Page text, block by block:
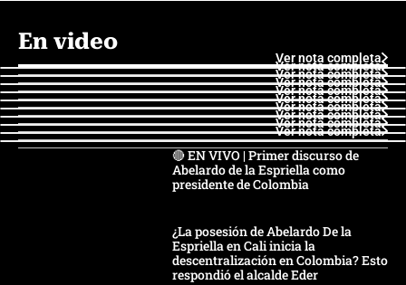
En video
Ver nota completa
Ver nota completa
Ver nota completa
Ver nota completa
Ver nota completa
Ver nota completa
Ver nota completa
Ver nota completa
Ver nota completa
Ver nota completa
🔴 EN VIVO | Primer discurso de
Abelardo de la Espriella como
presidente de Colombia
¿La posesión de Abelardo De la
Espriella en Cali inicia la
descentralización en Colombia? Esto
respondió el alcalde Eder